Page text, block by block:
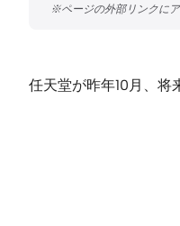
任天堂が昨年10月、将